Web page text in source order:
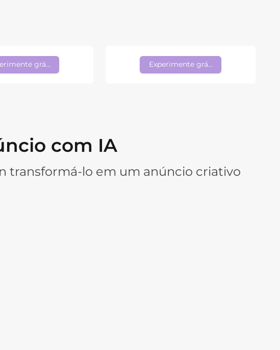
grátis Experimente grátis
com IA
transformá-lo em um anúncio criativo